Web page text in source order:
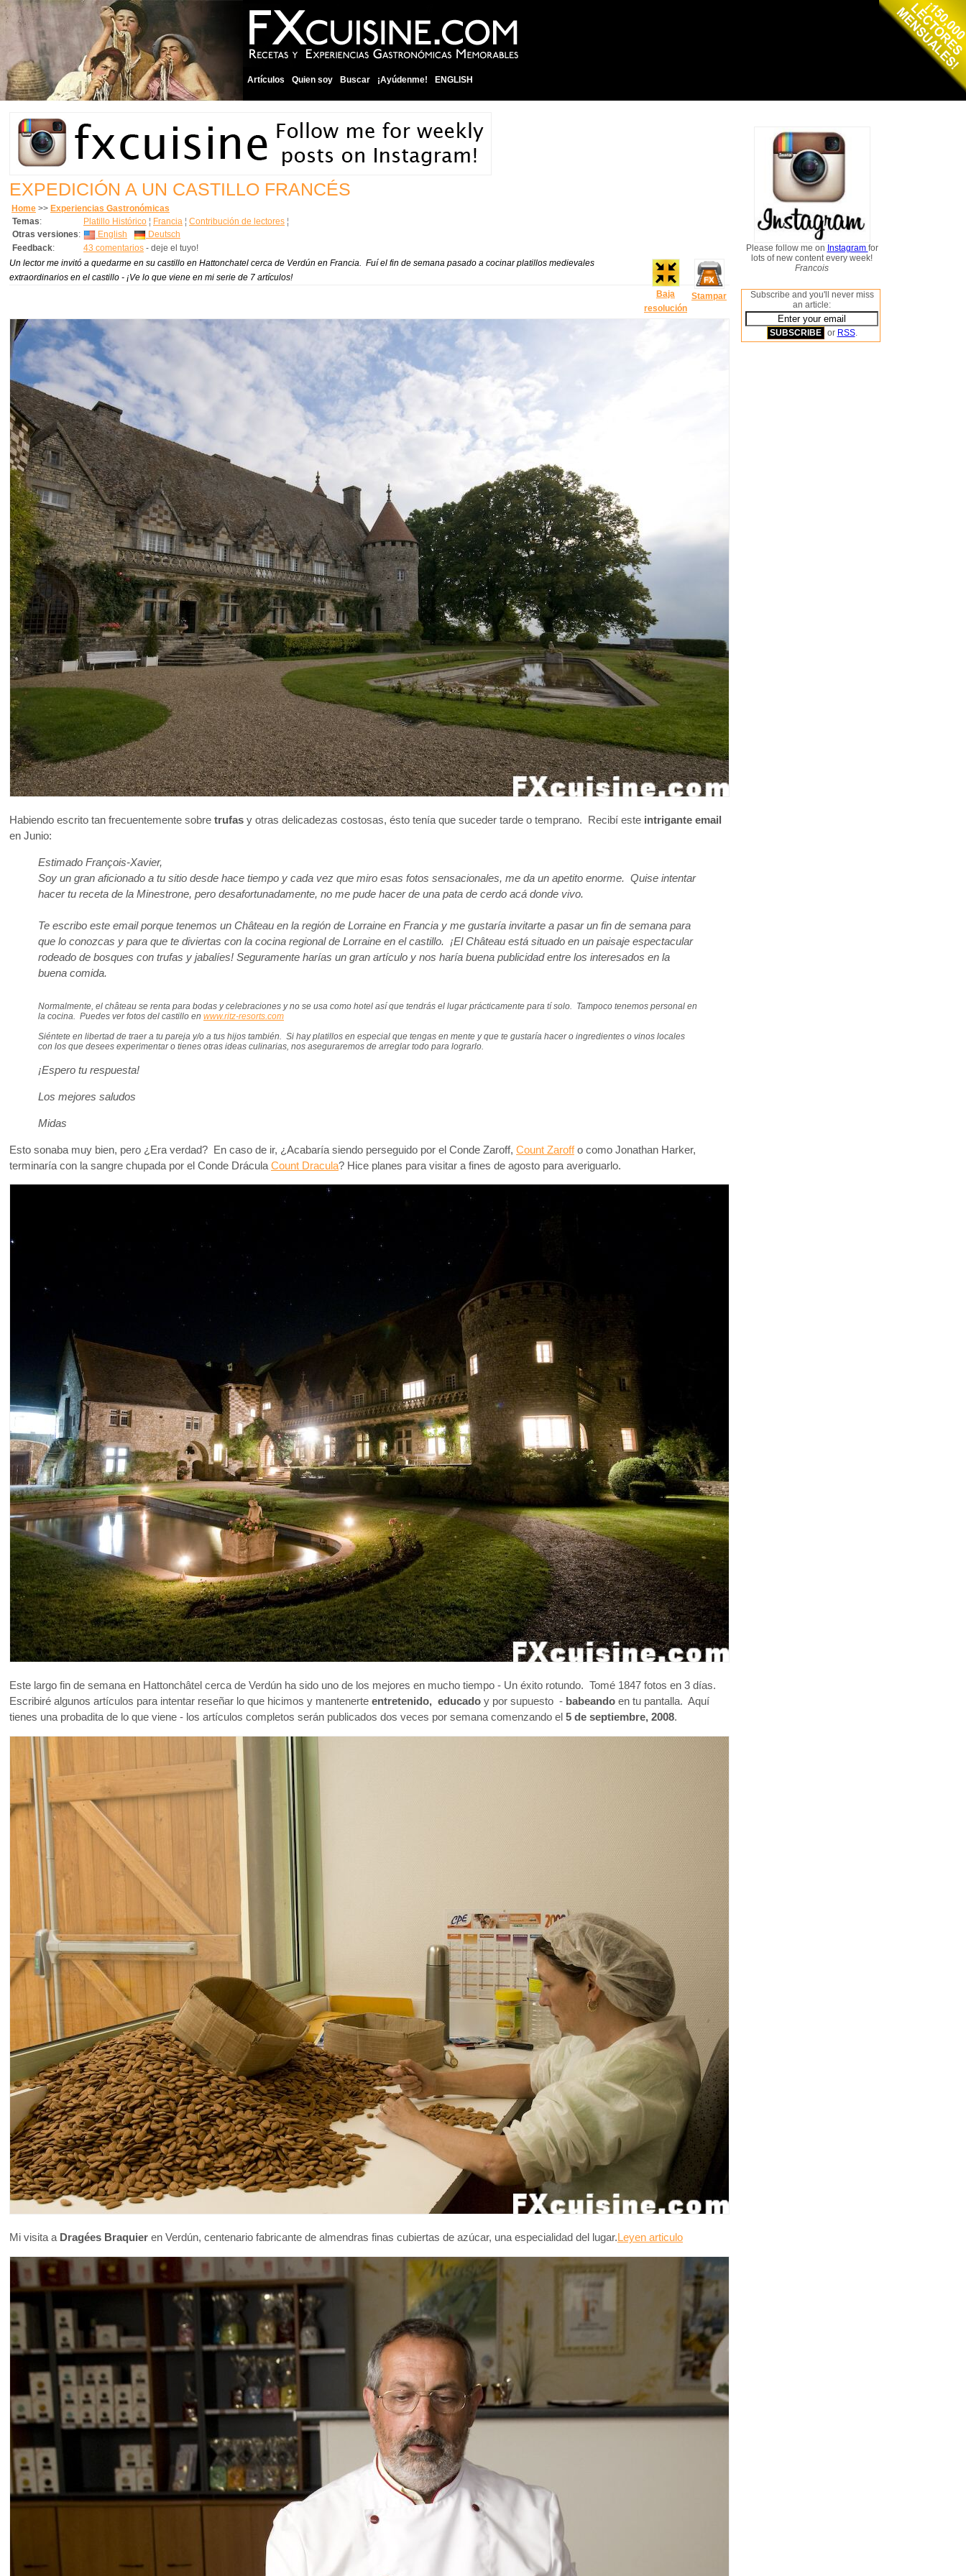
Artículos Quien soy Buscar ¡Ayúdenme! ENGLISH
EXPEDICIÓN A UN CASTILLO FRANCÉS
Home >> Experiencias Gastronómicas
Temas: Platillo Histórico ¦ Francia ¦ Contribución de lectores ¦
Otras versiones: English
Deutsch
Feedback: 43 comentarios - deje el tuyo!
Baja
resolución
Stampar
Un lector me invitó a quedarme en su castillo en Hattonchatel cerca de Verdún en Francia. Fuí el fin de semana pasado a cocinar platillos medievales
extraordinarios en el castillo - ¡Ve lo que viene en mi serie de 7 artículos!
Habiendo escrito tan frecuentemente sobre trufas y otras delicadezas costosas, ésto tenía que suceder tarde o temprano. Recibí este intrigante email
en Junio:
Estimado François-Xavier,
Soy un gran aficionado a tu sitio desde hace tiempo y cada vez que miro esas fotos sensacionales, me da un apetito enorme. Quise intentar
hacer tu receta de la Minestrone, pero desafortunadamente, no me pude hacer de una pata de cerdo acá donde vivo.
Te escribo este email porque tenemos un Château en la región de Lorraine en Francia y me gustaría invitarte a pasar un fin de semana para
que lo conozcas y para que te diviertas con la cocina regional de Lorraine en el castillo. ¡El Château está situado en un paisaje espectacular
rodeado de bosques con trufas y jabalíes! Seguramente harías un gran artículo y nos haría buena publicidad entre los interesados en la
buena comida.
Normalmente, el château se renta para bodas y celebraciones y no se usa como hotel así que tendrás el lugar prácticamente para tí solo. Tampoco tenemos personal en
la cocina. Puedes ver fotos del castillo en www.ritz-resorts.com
Siéntete en libertad de traer a tu pareja y/o a tus hijos también. Si hay platillos en especial que tengas en mente y que te gustaría hacer o ingredientes o vinos locales
con los que desees experimentar o tienes otras ideas culinarias, nos aseguraremos de arreglar todo para lograrlo.
¡Espero tu respuesta!
Los mejores saludos
Midas
Esto sonaba muy bien, pero ¿Era verdad? En caso de ir, ¿Acabaría siendo perseguido por el Conde Zaroff, Count Zaroffo como Jonathan Harker,
terminaría con la sangre chupada por el Conde Drácula Count Dracula? Hice planes para visitar a fines de agosto para averiguarlo.
Este largo fin de semana en Hattonchâtel cerca de Verdún ha sido uno de los mejores en mucho tiempo - Un éxito rotundo. Tomé 1847 fotos en 3 días.
Escribiré algunos artículos para intentar reseñar lo que hicimos y mantenerte entretenido, educado y por supuesto - babeando en tu pantalla. Aquí
tienes una probadita de lo que viene - los artículos completos serán publicados dos veces por semana comenzando el 5 de septiembre, 2008.
Mi visita a Dragées Braquier en Verdún, centenario fabricante de almendras finas cubiertas de azúcar, una especialidad del lugar. Leyen articulo
Please follow me on Instagram for
lots of new content every week!
Francois
Subscribe and you'll never miss
an article:
or RSS.